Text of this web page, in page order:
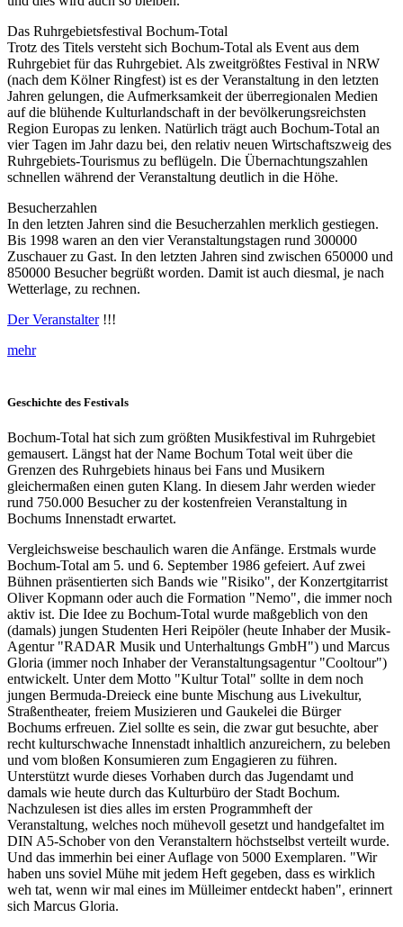
Das Ruhrgebietsfestival Bochum-Total
Trotz des Titels versteht sich Bochum-Total als Event aus dem
Ruhrgebiet für das Ruhrgebiet. Als zweitgrößtes Festival in NRW
(nach dem Kölner Ringfest) ist es der Veranstaltung in den letzten
Jahren gelungen, die Aufmerksamkeit der überregionalen Medien
auf die blühende Kulturlandschaft in der bevölkerungsreichsten
Region Europas zu lenken. Natürlich trägt auch Bochum-Total an
vier Tagen im Jahr dazu bei, den relativ neuen Wirtschaftszweig des
Ruhrgebiets-Tourismus zu beflügeln. Die Übernachtungszahlen
schnellen während der Veranstaltung deutlich in die Höhe.
Besucherzahlen
In den letzten Jahren sind die Besucherzahlen merklich gestiegen.
Bis 1998 waren an den vier Veranstaltungstagen rund 300000
Zuschauer zu Gast. In den letzten Jahren sind zwischen 650000 und
850000 Besucher begrüßt worden. Damit ist auch diesmal, je nach
Wetterlage, zu rechnen.
Der Veranstalter!!!
mehr
Geschichte des Festivals
Bochum-Total hat sich zum größten Musikfestival im Ruhrgebiet
gemausert. Längst hat der Name Bochum Total weit über die
Grenzen des Ruhrgebiets hinaus bei Fans und Musikern
gleichermaßen einen guten Klang. In diesem Jahr werden wieder
rund 750.000 Besucher zu der kostenfreien Veranstaltung in
Bochums Innenstadt erwartet.
Vergleichsweise beschaulich waren die Anfänge. Erstmals wurde
Bochum-Total am 5. und 6. September 1986 gefeiert. Auf zwei
Bühnen präsentierten sich Bands wie "Risiko", der Konzertgitarrist
Oliver Kopmann oder auch die Formation "Nemo", die immer noch
aktiv ist. Die Idee zu Bochum-Total wurde maßgeblich von den
(damals) jungen Studenten Heri Reipöler (heute Inhaber der Musik-
Agentur "RADAR Musik und Unterhaltungs GmbH") und Marcus
Gloria (immer noch Inhaber der Veranstaltungsagentur "Cooltour")
entwickelt. Unter dem Motto "Kultur Total" sollte in dem noch
jungen Bermuda-Dreieck eine bunte Mischung aus Livekultur,
Straßentheater, freiem Musizieren und Gaukelei die Bürger
Bochums erfreuen. Ziel sollte es sein, die zwar gut besuchte, aber
recht kulturschwache Innenstadt inhaltlich anzureichern, zu beleben
und vom bloßen Konsumieren zum Engagieren zu führen.
Unterstützt wurde dieses Vorhaben durch das Jugendamt und
damals wie heute durch das Kulturbüro der Stadt Bochum.
Nachzulesen ist dies alles im ersten Programmheft der
Veranstaltung, welches noch mühevoll gesetzt und handgefaltet im
DIN A5-Schober von den Veranstaltern höchstselbst verteilt wurde.
Und das immerhin bei einer Auflage von 5000 Exemplaren. "Wir
haben uns soviel Mühe mit jedem Heft gegeben, dass es wirklich
weh tat, wenn wir mal eines im Mülleimer entdeckt haben", erinnert
sich Marcus Gloria.